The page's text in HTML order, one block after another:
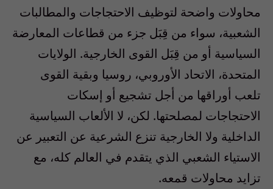
محاولات واضحة لتوظيف الاحتجاجات والمطالبات
الشعبية، سواء من قِبَل جزء من قطاعات المعارضة
السياسية أو من قِبَل القوى الخارجية. الولايات
المتحدة، الاتحاد الأوروبي، روسيا وبقية القوى
تلعب أوراقها من أجل تشجيع أو إسكات
الاحتجاجات لمصلحتها. لكن، لا الألعاب السياسية
الداخلية ولا الخارجية تنزع الشرعية عن التعبير عن
الاستياء الشعبي الذي يتقدم في العالم كله، مع
تزايد محاولات قمعه.